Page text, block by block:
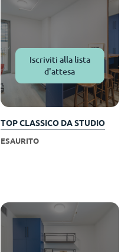
Iscriviti alla lista
d'attesa
TOP CLASSICO DA STUDIO
ESAURITO